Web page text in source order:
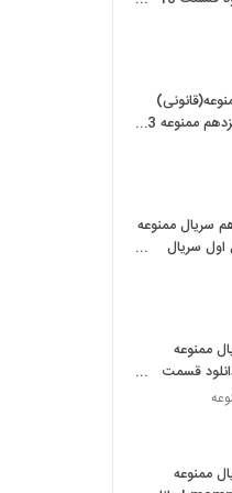
قسمت 13 ممنوعه(قانونی)
(کامل) | قسمت سیزدهم ممنوعه 13
سریال ممنوعه
سریال
سریال
ممنوعه
قسمت
ممنوعه